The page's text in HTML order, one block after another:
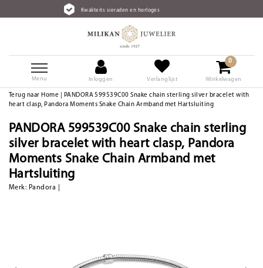
Kwaliteits sieraden en horloges
Menu Inloggen Verlanglijst
0
Winkelwagen
Terug naar Home
PANDORA 599539C00 Snake chain sterling silver bracelet with
heart clasp, Pandora Moments Snake Chain Armband met Hartsluiting
PANDORA 599539C00 Snake chain sterling
silver bracelet with heart clasp, Pandora
Moments Snake Chain Armband met
Hartsluiting
Merk: Pandora